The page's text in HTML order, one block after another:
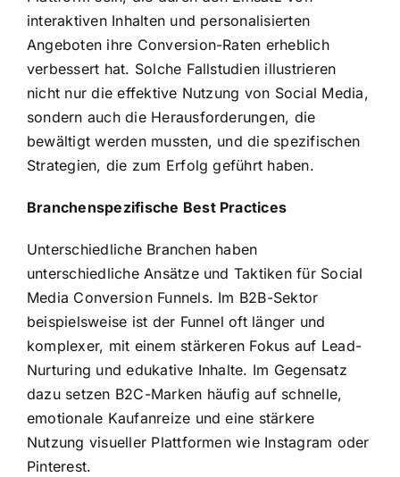
interaktiven Inhalten und personalisierten
Angeboten ihre Conversion-Raten erheblich
verbessert hat. Solche Fallstudien illustrieren
nicht nur die effektive Nutzung von Social Media,
sondern auch die Herausforderungen, die
bewältigt werden mussten, und die spezifischen
Strategien, die zum Erfolg geführt haben.
Branchenspezifische Best Practices
Unterschiedliche Branchen haben
unterschiedliche Ansätze und Taktiken für Social
Media Conversion Funnels. Im B2B-Sektor
beispielsweise ist der Funnel oft länger und
komplexer, mit einem stärkeren Fokus auf Lead-
Nurturing und edukative Inhalte. Im Gegensatz
dazu setzen B2C-Marken häufig auf schnelle,
emotionale Kaufanreize und eine stärkere
Nutzung visueller Plattformen wie Instagram oder
Pinterest.